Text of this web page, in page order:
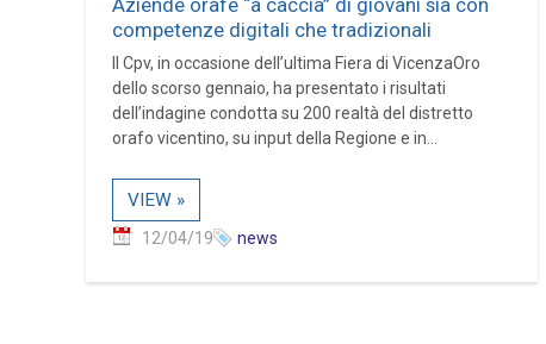
competenze digitali che tradizionali
Il Cpv, in occasione dell’ultima Fiera di VicenzaOro
dello scorso gennaio, ha presentato i risultati
dell’indagine condotta su 200 realtà del distretto
orafo vicentino, su input della Regione e in...
VIEW »
12/04/19 news